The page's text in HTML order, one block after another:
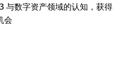
与数字资产领域的认知，获得
会